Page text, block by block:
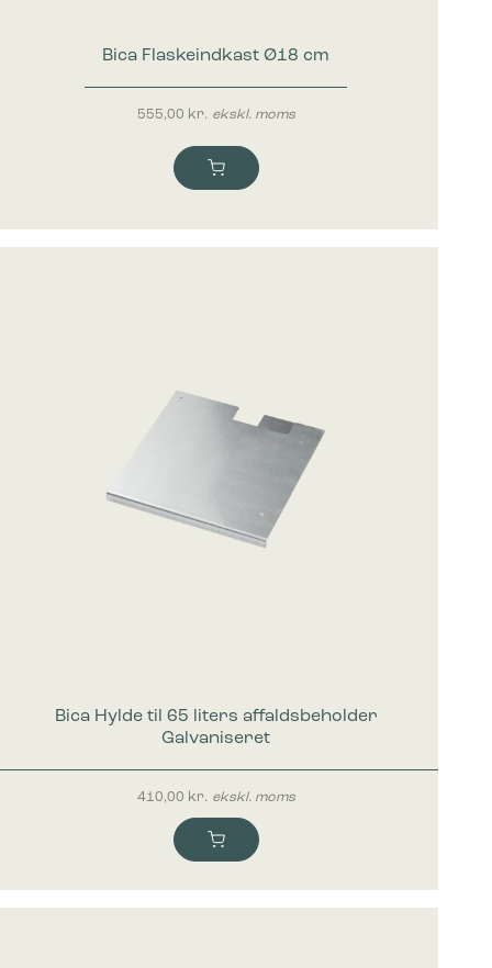
Bica Flaskeindkast Ø18 cm
555,00 kr. ekskl. moms
Bica Hylde til 65 liters affaldsbeholder
Galvaniseret
410,00 kr. ekskl. moms